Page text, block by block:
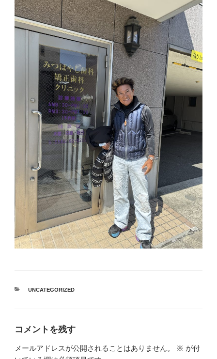
カ
UNCATEGORIZED
コメントを残す
メールアドレスが公開されることはありません。 ※ が付